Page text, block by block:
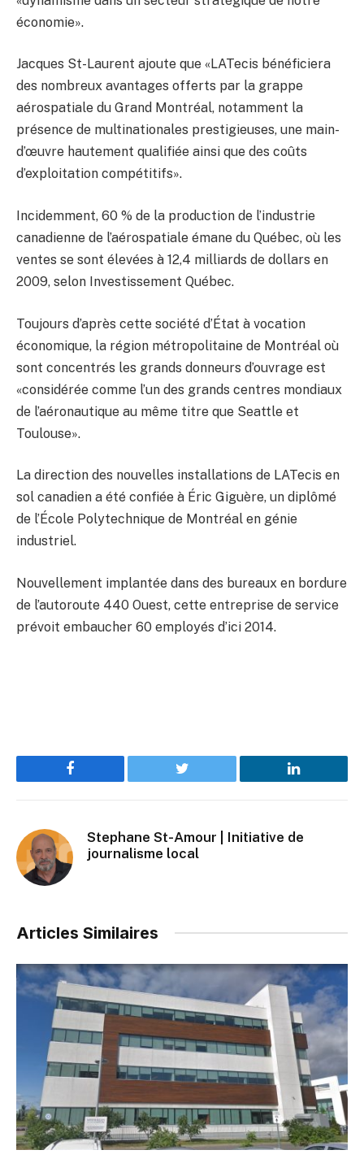
économie».
Jacques St-Laurent ajoute que «LATecis bénéficiera
des nombreux avantages offerts par la grappe
aérospatiale du Grand Montréal, notamment la
présence de multinationales prestigieuses, une main-
d’œuvre hautement qualifiée ainsi que des coûts
d’exploitation compétitifs».
Incidemment, 60 % de la production de l’industrie
canadienne de l’aérospatiale émane du Québec, où les
ventes se sont élevées à 12,4 milliards de dollars en
2009, selon Investissement Québec.
Toujours d’après cette société d’État à vocation
économique, la région métropolitaine de Montréal où
sont concentrés les grands donneurs d’ouvrage est
«considérée comme l’un des grands centres mondiaux
de l’aéronautique au même titre que Seattle et
Toulouse».
La direction des nouvelles installations de LATecis en
sol canadien a été confiée à Éric Giguère, un diplômé
de l’École Polytechnique de Montréal en génie
industriel.
Nouvellement implantée dans des bureaux en bordure
de l’autoroute 440 Ouest, cette entreprise de service
prévoit embaucher 60 employés d’ici 2014.
Facebook Twitter LinkedIn
Stephane St-Amour | Initiative de
journalisme local
Articles Similaires